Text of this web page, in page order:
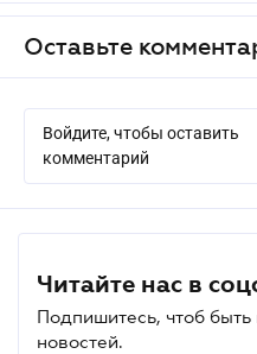
Оставьте
Войдите, чтобы оставить
комментарий
Читайте нас в
Подпишитесь, чтоб быть
новостей.